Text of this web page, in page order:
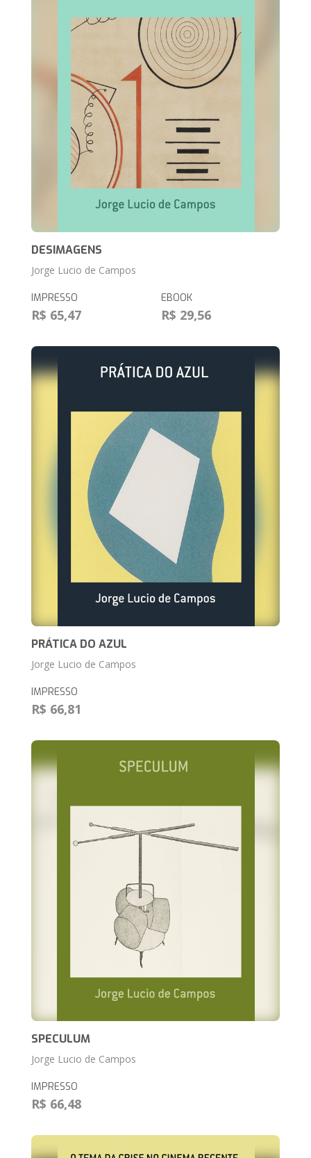
DESIMAGENS
Jorge Lucio de Campos
IMPRESSO
R$ 65,47
EBOOK
R$ 29,56
PRÁTICA DO AZUL
Jorge Lucio de Campos
IMPRESSO
R$ 66,81
SPECULUM
Jorge Lucio de Campos
IMPRESSO
R$ 66,48